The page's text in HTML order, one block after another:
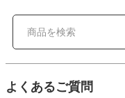
よくあるご質問